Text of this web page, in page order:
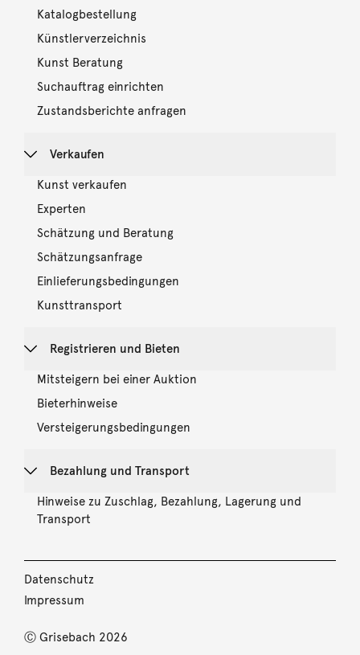
Katalogbestellung
Künstlerverzeichnis
Kunst Beratung
Suchauftrag einrichten
Zustandsberichte anfragen
Verkaufen
Kunst verkaufen
Experten
Schätzung und Beratung
Schätzungsanfrage
Einlieferungsbedingungen
Kunsttransport
Registrieren und Bieten
Mitsteigern bei einer Auktion
Bieterhinweise
Versteigerungsbedingungen
Bezahlung und Transport
Hinweise zu Zuschlag, Bezahlung, Lagerung und
Transport
Ⓒ Grisebach 2026
Datenschutz
Impressum